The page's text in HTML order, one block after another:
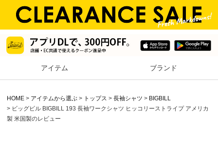
アイテム ブランド
HOME アイテムから選ぶ トップス 長袖シャツ
BIGBILL
ビッグビル BIGBILL 193 長袖ワークシャツ ヒッコリーストライプ アメリカ
製 米国製のレビュー